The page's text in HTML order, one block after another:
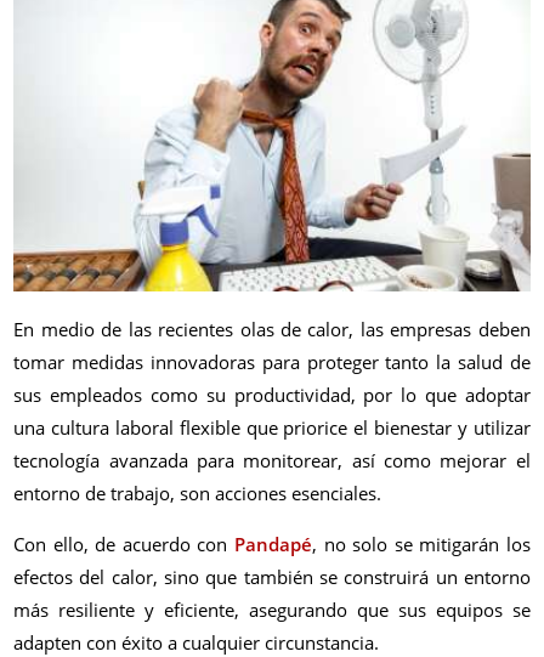
En medio de las recientes olas de calor, las empresas deben
tomar medidas innovadoras para proteger tanto la salud de
sus empleados como su productividad, por lo que adoptar
una cultura laboral flexible que priorice el bienestar y utilizar
tecnología avanzada para monitorear, así como mejorar el
entorno de trabajo, son acciones esenciales.
Con ello, de acuerdo con Pandapé, no solo se mitigarán los
efectos del calor, sino que también se construirá un entorno
más resiliente y eficiente, asegurando que sus equipos se
adapten con éxito a cualquier circunstancia.